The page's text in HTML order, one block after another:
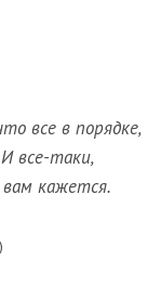
все в порядке,
все-таки,
кажется.